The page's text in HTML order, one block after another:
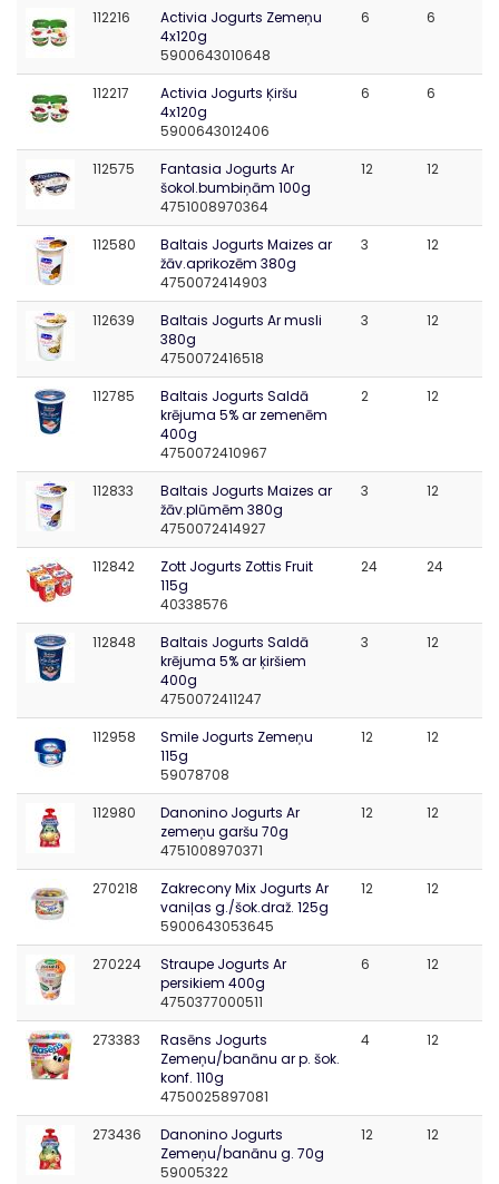
112216
Activia Jogurts Zemeņu
4x120g
5900643010648
6 6
112217
Activia Jogurts Ķiršu
4x120g
5900643012406
6 6
112575
Fantasia Jogurts Ar
šokol.bumbiņām 100g
4751008970364
12 12
112580
Baltais Jogurts Maizes ar
žāv.aprikozēm 380g
4750072414903
3 12
112639
Baltais Jogurts Ar musli
380g
4750072416518
3 12
112785
Baltais Jogurts Saldā
krējuma 5% ar zemenēm
400g
4750072410967
2 12
112833
Baltais Jogurts Maizes ar
žāv.plūmēm 380g
4750072414927
3 12
112842
Zott Jogurts Zottis Fruit
115g
40338576
24 24
112848
Baltais Jogurts Saldā
krējuma 5% ar ķiršiem
400g
4750072411247
3 12
112958
Smile Jogurts Zemeņu
115g
59078708
12 12
112980
Danonino Jogurts Ar
zemeņu garšu 70g
4751008970371
12 12
270218
Zakrecony Mix Jogurts Ar
vaniļas g./šok.draž. 125g
5900643053645
12 12
270224
Straupe Jogurts Ar
persikiem 400g
4750377000511
6 12
273383
Rasēns Jogurts
Zemeņu/banānu ar p. šok.
konf. 110g
4750025897081
4 12
273436
Danonino Jogurts
Zemeņu/banānu g. 70g
59005322
12 12